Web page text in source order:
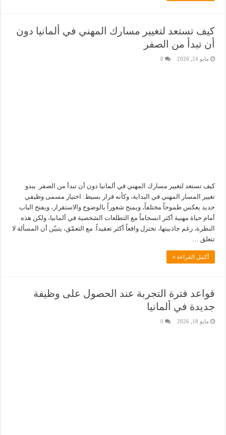
كيف تستعد لتغيير مسارك المهني في ألمانيا دون
أن تبدأ من الصفر
مايو 24, 2026 0
كيف تستعد لتغيير مسارك المهني في ألمانيا دون أن تبدأ من الصفر. يبدو
تغيير المسار المهني في البداية، وكأنه قرار بسيط: اختيار مسمى وظيفي
جديد يعكس طموحاً مختلفاً، ويمنح شعوراً بالوضوح والاستقرار، ويفتح الباب
أمام حياة مهنية أكثر انسجاماً مع التطلعات الشخصية في ألمانيا، ولكن هذه
النظرة، رغم جاذبيتها، تختزل واقعاً أكثر تعقيداً. مع التعمّق، يتبيّن أن المسألة لا
تتعلق …
أكمل القراءة »
قواعد فترة التجربة عند الحصول على وظيفة
جديدة في ألمانيا
مايو 18, 2026 0